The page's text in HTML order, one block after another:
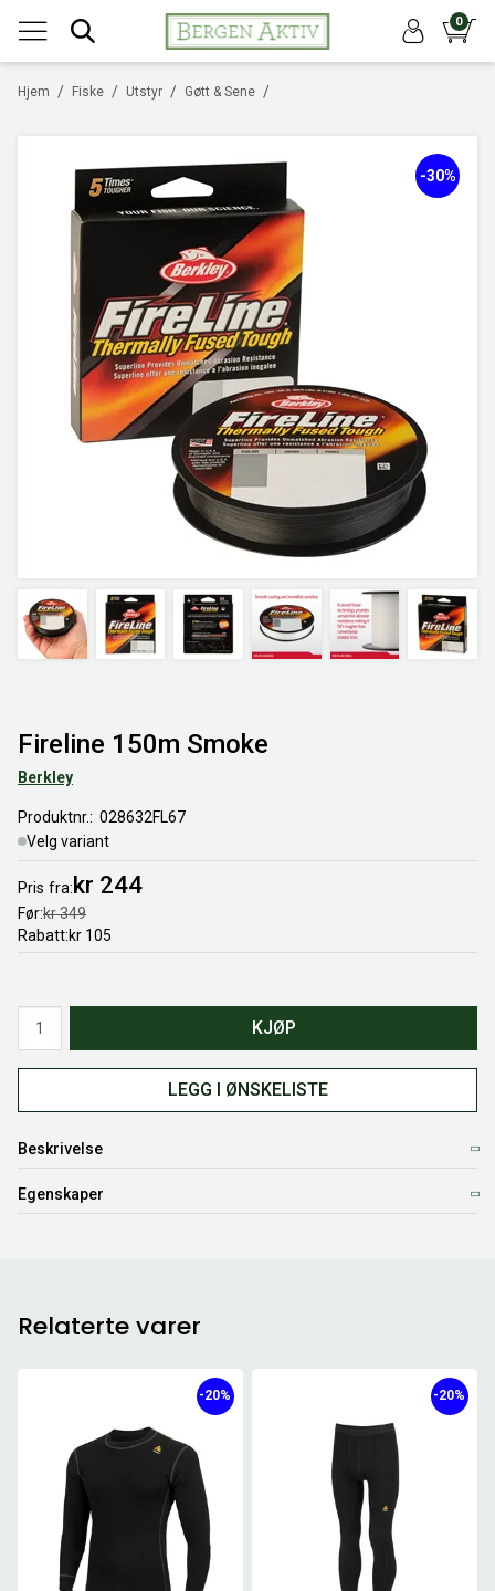
0
/
Hjem /
Fiske /
Utstyr /
Gøtt & Sene
-30%
Fireline 150m Smoke
Berkley
Produktnr.
028632FL67
Velg variant
Pris fra kr 244
Førkr 349
Rabatt kr 105
KJØP
LEGG I ØNSKELISTE
Beskrivelse
Egenskaper
Relaterte varer
-20% -20%